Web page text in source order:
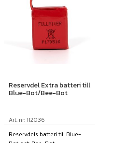
Reservdel Extra batteri till
Blue-Bot/Bee-Bot
Art. nr: 112036
Reservdels batteri till Blue-